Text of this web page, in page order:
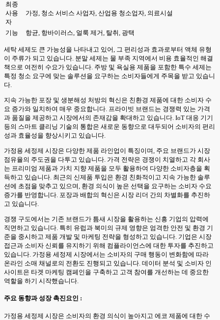
최종
사용
자
가정, 청소 서비스 사업자, 산업용 청소업자, 의료시설
기능 항균, 항바이러스, 얼룩 제거, 탈취, 광택
세탁 세제도 큰 가능성을 나타내고 있어, 그 편리성과 효과로부터 액체 유형
이 주류가 되고 있습니다. 분말 세제는 물 부족 지역에서 비용 효율적인 해결
책으로 여전히 수요가 있습니다. 주방 및 욕실용 제품을 포함한 특수 세제는
특정 청소 요구에 맞는 솔루션을 요구하는 소비자들에게 주목을 받고 있습니
다.
지속 가능한 포장 및 생분해성 처방의 혁신은 친환경 제품에 대한 소비자 수
요 증가와 일치하여 매우 중요합니다. 프라이빗 브랜드는 경쟁력 있는 가격
과 품질을 제공하고 시장에서의 존재감을 확대하고 있습니다. IoT 대응 기기
등의 스마트 클리닝 기술의 통합은 새로운 동향으로 대두되어 소비자의 편리
성과 효율성을 향상시키고 있습니다.
가정용 세정제 시장은 다양한 제품 라인업이 특징이며, 주요 브랜드가 시장
점유율의 주도권을 다투고 있습니다. 가격 전략은 경쟁이 치열하고 각 회사
는 프리미엄 제품과 가치 지향 제품을 모두 활용하여 다양한 소비자층을 획
득하고 있습니다. 최근의 신제품 투입은 환경 친화적이고 지속 가능한 솔루
션에 초점을 맞추고 있으며, 환경 의식이 높은 선택을 요구하는 소비자 수요
증가를 반영합니다. 포장과 배합의 혁신은 시장 리더 간의 차별화를 추진하
고 있습니다.
경쟁 구도에서는 기존 브랜드가 틈새 시장을 활용하는 신흥 기업의 압력에
직면하고 있습니다. 특히 유럽과 북미의 규제 영향은 엄격한 안전 및 환경 기
준을 중시하고 제품 개발 및 마케팅 전략을 형성하고 있습니다. 기업은 시장
접근과 소비자 신뢰를 유지하기 위해 컴플라이언스에 대한 투자를 추진하고
있습니다. 가정용 세정제 시장에서는 소비자의 구매 행동이 변화함에 따라
온라인 소매 채널로의 전환도 진행되고 있습니다. 데이터 분석 및 소비자 인
사이트은 타겟 마케팅 캠페인을 구축하고 고객 참여를 개선하는 데 중요한
역할을 하기 시작했습니다.
주요 동향과 성장 촉진요인 :
가정용 세정제 시장은 소비자의 환경 의식이 높아지고 에코 제품에 대한 수